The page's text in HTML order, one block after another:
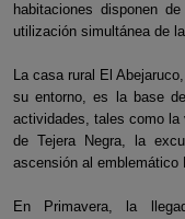
habitaciones disponen
utilización simultánea de
La casa rural El
su entorno, es la base
actividades, tales como
de Tejera Negra, la
ascensión al emblemático
En Primavera, la